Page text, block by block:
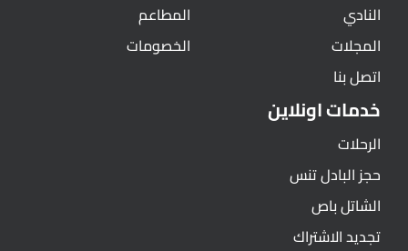
النادي
المجلات
اتصل بنا
المطاعم
الخصومات
خدمات اونلاين
الرحلات
حجز البادل تنس
الشاتل باص
تجديد الاشتراك